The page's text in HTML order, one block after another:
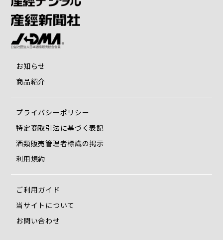
お知らせ
商品紹介
プライバシーポリシー
特定商取引法に基づく表記
酒類販売管理者標識の掲示
利用規約
ご利用ガイド
当サイトについて
お問い合わせ